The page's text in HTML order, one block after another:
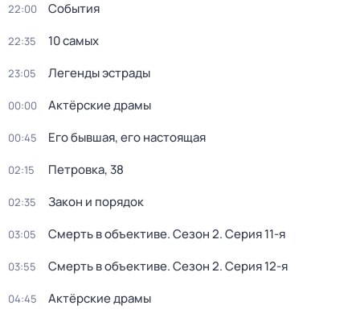
22:00 События
22:35 10 самых
23:05 Легенды эстрады
00:00 Актёрские драмы
00:45 Его бывшая, его настоящая
02:15 Петровка, 38
02:35 Закон и порядок
03:05 Смерть в объективе. Сезон 2. Серия 11-я
03:55 Смерть в объективе. Сезон 2. Серия 12-я
04:45 Актёрские драмы